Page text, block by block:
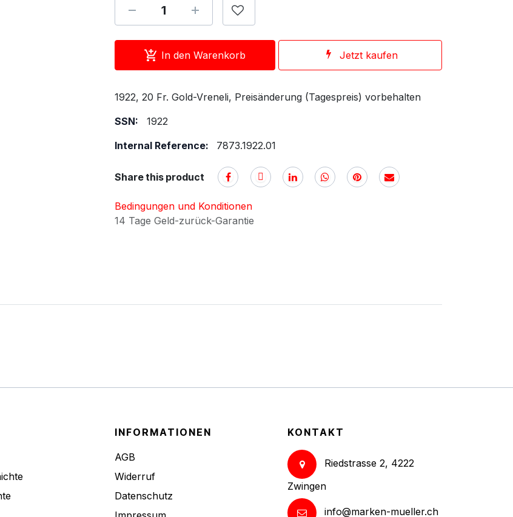
In den Warenkorb Jetzt kaufen
1922, 20 Fr. Gold-Vreneli, Preisänderung (Tagespreis) vorbehalten
SSN:
1922
Internal Reference:
7873.1922.01
Share this product
Bedingungen und Konditionen
14 Tage Geld-zurück-Garantie
INFORMATIONEN
AGB
Widerruf
Datenschutz
KONTAKT
Riedstrasse 2, 4222
Zwingen
info@marken-mueller.ch